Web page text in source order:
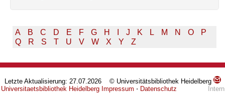
A B C D E F G H J K L M N O
P
Q
R S T U V W X Y Z
Letzte Aktualisierung: 27.07.2026 © Universitätsbibliothek Heidelberg
Universitaetsbibliothek Heidelberg Impressum ⋅ Datenschutz Intern